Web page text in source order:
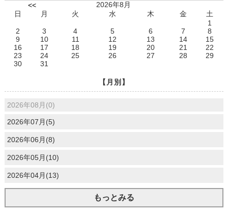
<<
2026年8月
日
月 火 水 木 金
土
1
2
3 4 5 6 7
8
9
10 11 12 13 14
15
16
17 18 19 20 21
22
23
24 25 26 27 28
29
30
31
【月別】
2026年08月(0)
2026年07月(5)
2026年06月(8)
2026年05月(10)
2026年04月(13)
もっとみる